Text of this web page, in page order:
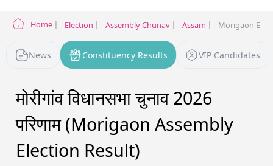
Home Election Assembly Chunav Assam Morigaon
News Constituency Results VIP Candidates
मोरीगांव विधानसभा चुनाव 2026
परिणाम (Morigaon Assembly
Election Result)